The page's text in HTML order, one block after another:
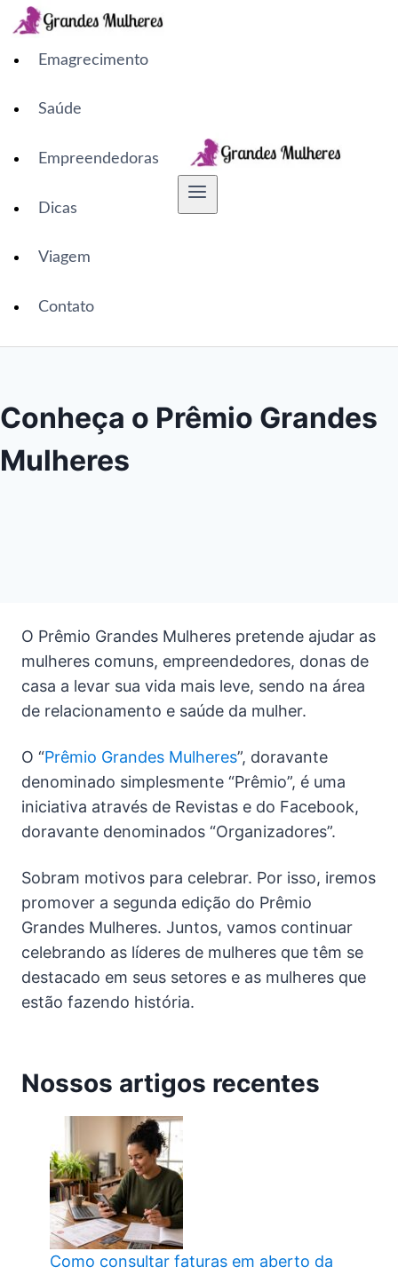
Pular
para
Emagrecimento
Saúde
Empreendedoras
Dicas
Viagem
Contato
Conheça o Prêmio Grandes
Mulheres
O Prêmio Grandes Mulheres pretende ajudar as
mulheres comuns, empreendedores, donas de
casa a levar sua vida mais leve, sendo na área
de relacionamento e saúde da mulher.
O “Prêmio Grandes Mulheres”, doravante
denominado simplesmente “Prêmio”, é uma
iniciativa através de Revistas e do Facebook,
doravante denominados “Organizadores”.
Sobram motivos para celebrar. Por isso, iremos
promover a segunda edição do Prêmio
Grandes Mulheres. Juntos, vamos continuar
celebrando as líderes de mulheres que têm se
destacado em seus setores e as mulheres que
estão fazendo história.
Nossos artigos recentes
Como consultar faturas em aberto da